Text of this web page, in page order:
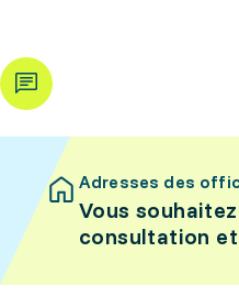
Adresses des
Vous
consultation